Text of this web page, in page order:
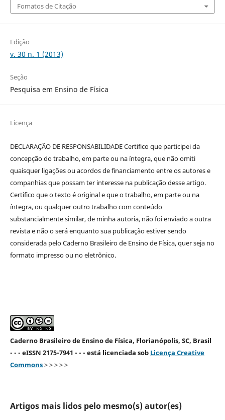
Fomatos de Citação
Edição
v. 30 n. 1 (2013)
Seção
Pesquisa em Ensino de Física
Licença
DECLARAÇÃO DE RESPONSABILIDADE Certifico que participei da
concepção do trabalho, em parte ou na íntegra, que não omiti
quaisquer ligações ou acordos de financiamento entre os autores e
companhias que possam ter interesse na publicação desse artigo.
Certifico que o texto é original e que o trabalho, em parte ou na
íntegra, ou qualquer outro trabalho com conteúdo
substancialmente similar, de minha autoria, não foi enviado a outra
revista e não o será enquanto sua publicação estiver sendo
considerada pelo Caderno Brasileiro de Ensino de Física, quer seja no
formato impresso ou no eletrônico.
Caderno Brasileiro de Ensino de Física, Florianópolis, SC, Brasil
- - - eISSN 2175-7941 - - - está licenciada sob Licença Creative
Commons> > > > >
Artigos mais lidos pelo mesmo(s) autor(es)